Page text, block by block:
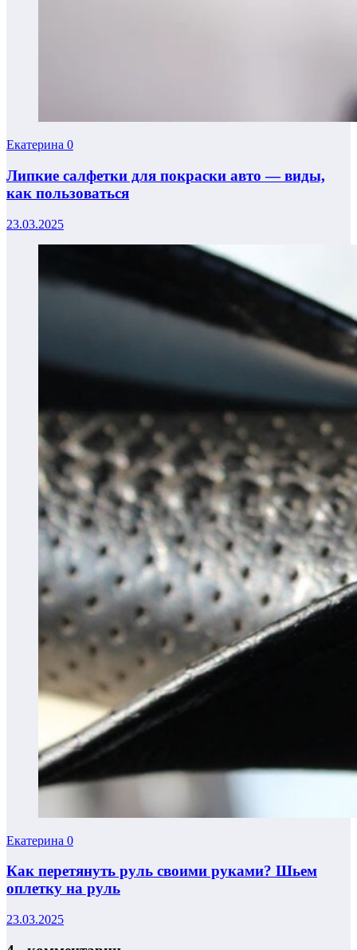
Екатерина 0
Липкие салфетки для покраски авто — виды,
как пользоваться
23.03.2025
Екатерина 0
Как перетянуть руль своими руками? Шьем
оплетку на руль
23.03.2025